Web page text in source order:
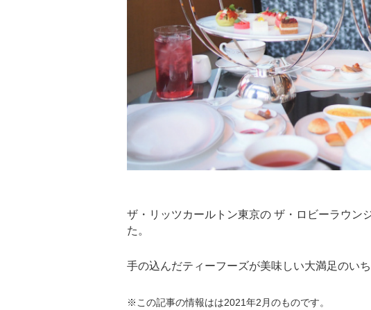
ザ・リッツカールトン東京の ザ・ロビーラウン
た。
手の込んだティーフーズが美味しい大満足のい
※この記事の情報はは2021年2月のものです。